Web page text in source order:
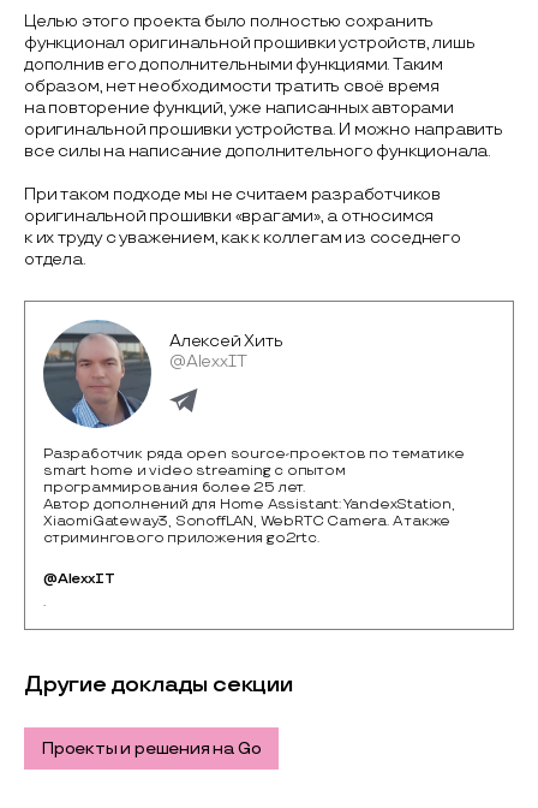
Целью этого проекта было полностью сохранить
функционал оригинальной прошивки устройств, лишь
дополнив его дополнительными функциями. Таким
образом, нет необходимости тратить своё время
на повторение функций, уже написанных авторами
оригинальной прошивки устройства. И можно направить
все силы на написание дополнительного функционала.
При таком подходе мы не считаем разработчиков
оригинальной прошивки «врагами», а относимся
к их труду с уважением, как к коллегам из соседнего
отдела.
Алексей Хить
@AlexxIT
Разработчик ряда open source-проектов по тематике
smart home и video streaming с опытом
программирования более 25 лет.
Автор дополнений для Home Assistant: YandexStation,
XiaomiGateway3, SonoffLAN, WebRTC Camera. А также
стримингового приложения go2rtc.
@AlexxIT
.
Другие доклады секции
Проекты и решения на Go